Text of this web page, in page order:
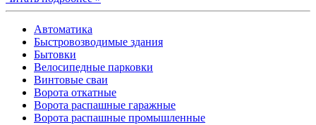
Автоматика
Быстровозводимые здания
Бытовки
Велосипедные парковки
Винтовые сваи
Ворота откатные
Ворота распашные гаражные
Ворота распашные промышленные